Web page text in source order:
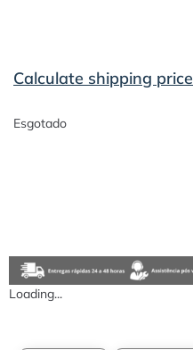
Calculate shipping price
Esgotado
Loading...